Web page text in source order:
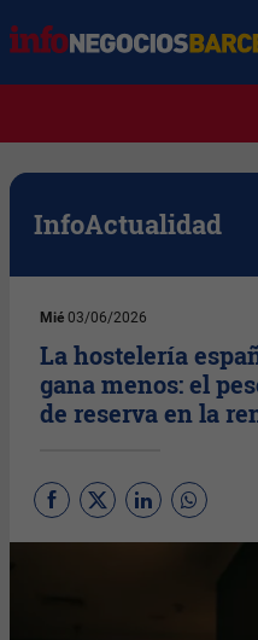
InfoActualidad
Mié 03/06/2026
La hostelería
gana menos: el
de reserva en la